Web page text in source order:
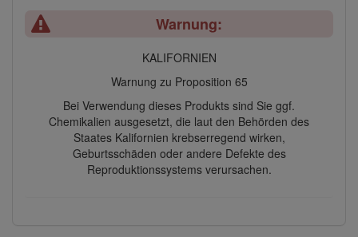
Warnung:
KALIFORNIEN
Warnung zu Proposition 65
Bei Verwendung dieses Produkts sind Sie ggf.
Chemikalien ausgesetzt, die laut den Behörden des
Staates Kalifornien krebserregend wirken,
Geburtsschäden oder andere Defekte des
Reproduktionssystems verursachen.